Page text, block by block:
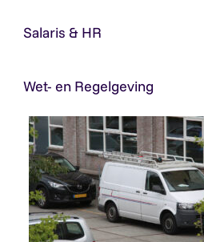
Salaris & HR
Wet- en Regelgeving